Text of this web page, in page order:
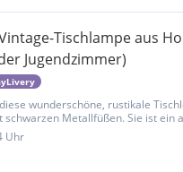
Tischlampe aus
Jugendzimmer)
wunderschöne, rustikale
schwarzen Metallfüßen. Sie ist ein
passt perfekt ins Wohnzimmer, als
oder als coole Deko ins
Uhr